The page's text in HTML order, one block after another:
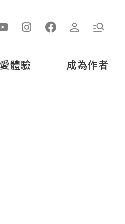
愛體驗 成為作者